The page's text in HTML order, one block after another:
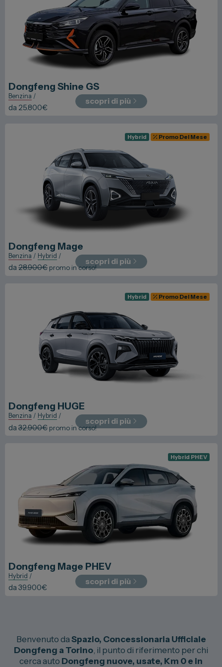
Dongfeng Shine GS
Benzina /
da 25.800€
scopri di più
Hybrid Promo Del Mese
Dongfeng Mage
Benzina / Hybrid /
da28.900€ promo in corso!
scopri di più
Hybrid Promo Del Mese
Dongfeng HUGE
Benzina / Hybrid /
da32.900€ promo in corso!
scopri di più
Hybrid PHEV
Dongfeng Mage PHEV
Hybrid /
da39.900€
scopri di più
Benvenuto daSpazio, Concessionaria Ufficiale
Dongfeng a Torino , il punto di riferimento per chi
cerca auto Dongfeng nuove, usate, Km 0 e in